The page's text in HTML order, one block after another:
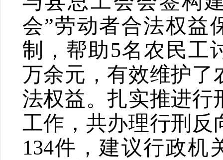
会”劳动者合法权益
制，帮助5名农民工
万余元，有效维护了
法权益。扎实推进行
工作，共办理行刑反
134件，建议行政机